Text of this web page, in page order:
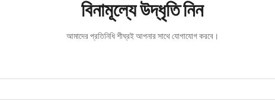
বিনামূল্যে উদ্ধৃতি নিন
আমাদের প্রতিনিধি শীঘ্রই আপনার সাথে যোগাযোগ করবে।